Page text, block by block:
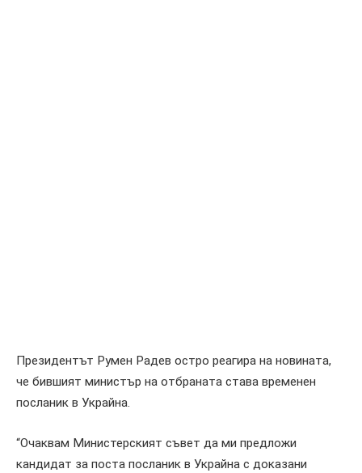
Президентът Румен Радев остро реагира на новината,
че бившият министър на отбраната става временен
посланик в Украйна.
“Очаквам Министерският съвет да ми предложи
кандидат за поста посланик в Украйна с доказани